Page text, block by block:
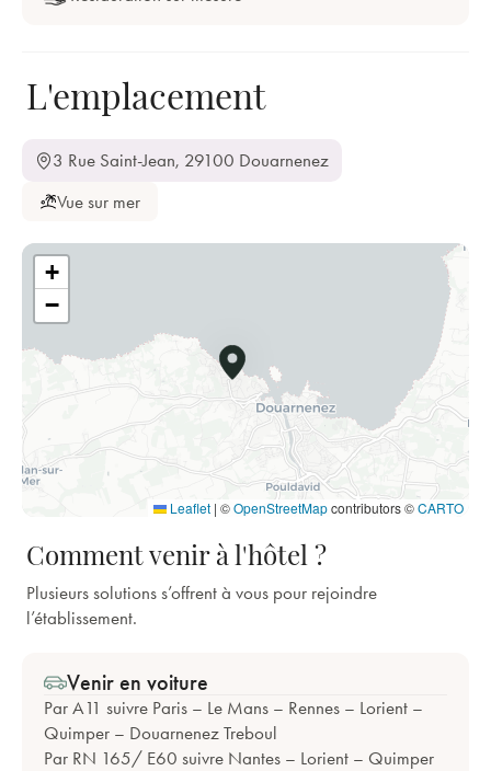
L'emplacement
3 Rue Saint-Jean, 29100 Douarnenez
Vue sur mer
+
−
Leaflet | ©OpenStreetMapcontributors ©CARTO
Comment venir à l'hôtel ?
Plusieurs solutions s’offrent à vous pour rejoindre
l’établissement.
Venir en voiture
Par A11 suivre Paris – Le Mans – Rennes – Lorient –
Quimper – Douarnenez Treboul
Par RN 165/ E60 suivre Nantes – Lorient – Quimper